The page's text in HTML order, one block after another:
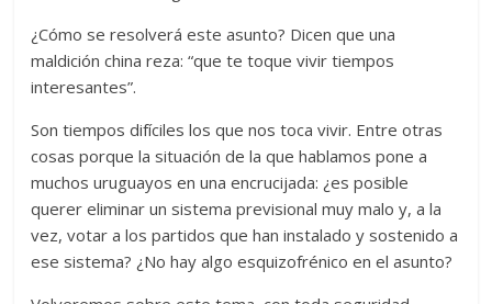
¿Cómo se resolverá este asunto? Dicen que una
maldición china reza: “que te toque vivir tiempos
interesantes”.
Son tiempos difíciles los que nos toca vivir. Entre otras
cosas porque la situación de la que hablamos pone a
muchos uruguayos en una encrucijada: ¿es posible
querer eliminar un sistema previsional muy malo y, a la
vez, votar a los partidos que han instalado y sostenido a
ese sistema? ¿No hay algo esquizofrénico en el asunto?